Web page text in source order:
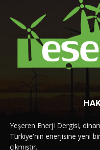
Yeşeren Enerji Dergisi,
Türkiye'nin enerjisine yeni
çıkmıştır.